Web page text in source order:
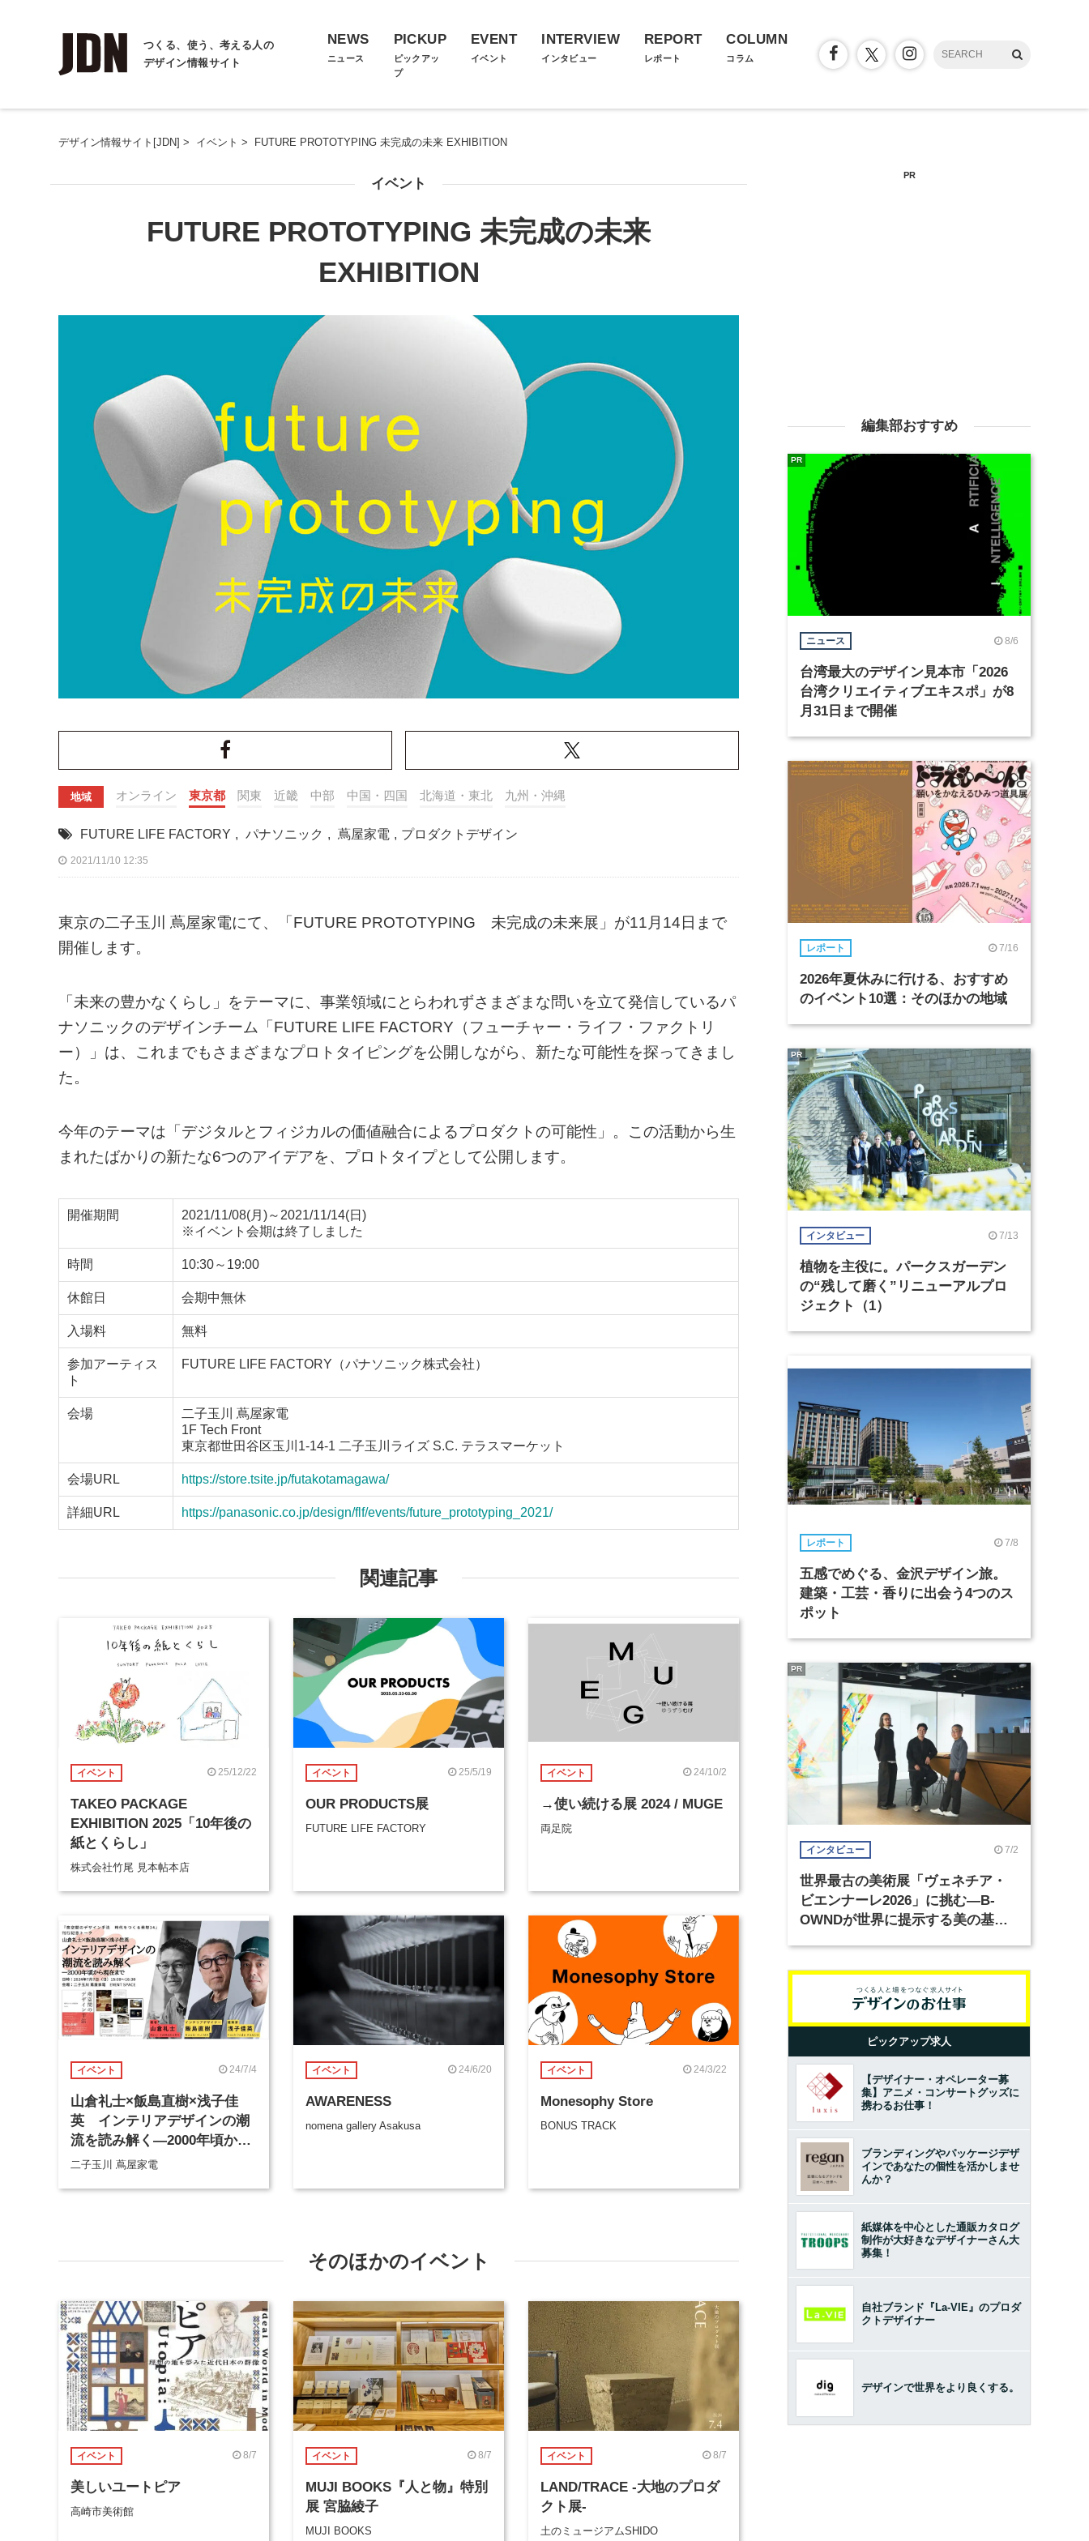
つくる、使う、考える人の
デザイン情報サイト
NEWS
ニュース
PICKUP
ピックアッ
プ
EVENT
イベント
INTERVIEW
インタビュー
REPORT
レポート
COLUMN
コラム
デザイン情報サイト[JDN] > イベント > FUTURE PROTOTYPING 未完成の未来 EXHIBITION
イベント
FUTURE PROTOTYPING 未完成の未来
EXHIBITION
地域 オンライン 東京都 関東 近畿 中部 中国・四国 北海道・東北 九州・沖縄
FUTURE LIFE FACTORY , パナソニック , 蔦屋家電 , プロダクトデザイン
2021/11/10 12:35
東京の二子玉川 蔦屋家電にて、「FUTURE PROTOTYPING 未完成の未来展」が11月14日まで
開催します。
「未来の豊かなくらし」をテーマに、事業領域にとらわれずさまざまな問いを立て発信しているパ
ナソニックのデザインチーム「FUTURE LIFE FACTORY（フューチャー・ライフ・ファクトリ
ー）」は、これまでもさまざまなプロトタイピングを公開しながら、新たな可能性を探ってきまし
た。
今年のテーマは「デジタルとフィジカルの価値融合によるプロダクトの可能性」。この活動から生
まれたばかりの新たな6つのアイデアを、プロトタイプとして公開します。
開催期間
2021/11/08(月)～2021/11/14(日)
※イベント会期は終了しました
時間 10:30～19:00
休館日 会期中無休
入場料 無料
参加アーティス
ト
FUTURE LIFE FACTORY（パナソニック株式会社）
会場
二子玉川 蔦屋家電
1F Tech Front
東京都世田谷区玉川1-14-1 二子玉川ライズ S.C. テラスマーケット
会場URL https://store.tsite.jp/futakotamagawa/
詳細URL https://panasonic.co.jp/design/flf/events/future_prototyping_2021/
関連記事
イベント 25/12/22
TAKEO PACKAGE
EXHIBITION 2025「10年後の
紙とくらし」
株式会社竹尾 見本帖本店
イベント 25/5/19
OUR PRODUCTS展
FUTURE LIFE FACTORY
イベント 24/10/2
→使い続ける展 2024 / MUGE
両足院
イベント 24/7/4
山倉礼士×飯島直樹×浅子佳
英 インテリアデザインの潮
流を読み解く―2000年頃から
現在まで
二子玉川 蔦屋家電
イベント 24/6/20
AWARENESS
nomena gallery Asakusa
イベント 24/3/22
Monesophy Store
BONUS TRACK
そのほかのイベント
イベント 8/7
美しいユートピア
高崎市美術館
イベント 8/7
MUJI BOOKS『人と物』特別
展 宮脇綾子
MUJI BOOKS
イベント 8/7
LAND/TRACE -大地のプロダ
クト展-
土のミュージアムSHIDO
PR
編集部おすすめ
ニュース 8/6
台湾最大のデザイン見本市「2026
台湾クリエイティブエキスポ」が8
月31日まで開催
PR
レポート 7/16
2026年夏休みに行ける、おすすめ
のイベント10選：そのほかの地域
インタビュー 7/13
植物を主役に。パークスガーデン
の“残して磨く”リニューアルプロ
ジェクト（1）
PR
レポート 7/8
五感でめぐる、金沢デザイン旅。
建築・工芸・香りに出会う4つのス
ポット
インタビュー 7/2
世界最古の美術展「ヴェネチア・
ビエンナーレ2026」に挑む―B-
OWNDが世界に提示する美の基準
PR
ピックアップ求人
【デザイナー・オペレーター募
集】アニメ・コンサートグッズに
携わるお仕事！
ブランディングやパッケージデザ
インであなたの個性を活かしませ
んか？
紙媒体を中心とした通販カタログ
制作が大好きなデザイナーさん大
募集！
自社ブランド『La-VIE』のプロダ
クトデザイナー
デザインで世界をより良くする。